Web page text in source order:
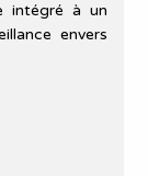
intégré à un
envers